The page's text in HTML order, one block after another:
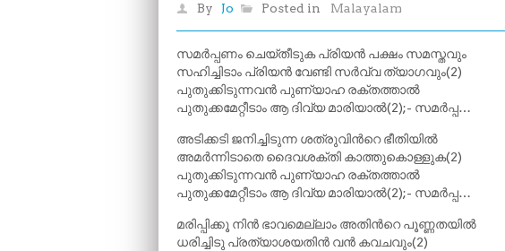
By Jo Posted in Malayalam
സമർപ്പണം ചെയ്തീടുക പ്രിയൻ പക്ഷം സമസ്തവും
സഹിച്ചിടാം പ്രിയൻ വേണ്ടി സർവ്വ ത്യാഗവും(2)
പുതുക്കിടുന്നവൻ പുണ്യാഹ രക്തത്താൽ
പുതുക്കമേറ്റീടാം ആ ദിവ്യ മാരിയാൽ(2);- സമർപ്പ…
അടിക്കടി ജനിച്ചിടുന്ന ശത്രുവിന്‍റെ ഭീതിയിൽ
അമർന്നിടാതെ ദൈവശക്തി കാത്തുകൊള്ളുക(2)
പുതുക്കിടുന്നവൻ പുണ്യാഹ രക്തത്താൽ
പുതുക്കമേറ്റീടാം ആ ദിവ്യ മാരിയാൽ(2);- സമർപ്പ…
മരിപ്പിക്കൂ നിൻ ഭാവമെല്ലാം അതിന്‍റെ പൂണ്ണതയിൽ
ധരിച്ചിടു പ്രത്യാശയതിൻ വൻ കവചവും(2)